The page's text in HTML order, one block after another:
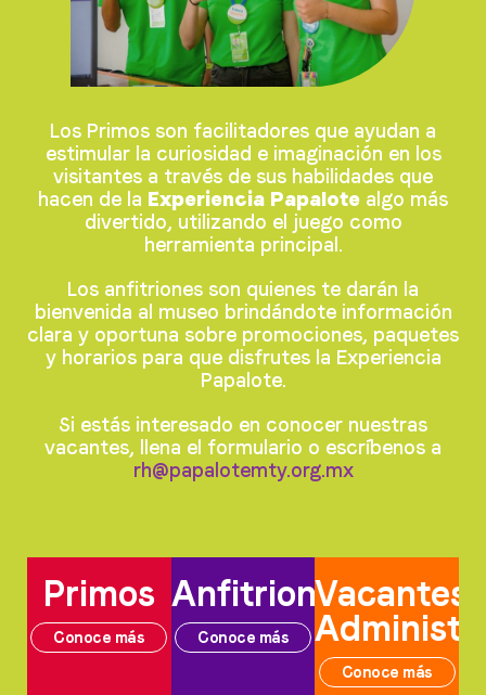
Los Primos son facilitadores que ayudan a
estimular la curiosidad e imaginación en los
visitantes a través de sus habilidades que
hacen de la Experiencia Papalote algo más
divertido, utilizando el juego como
herramienta principal.
Los anfitriones son quienes te darán la
bienvenida al museo brindándote información
clara y oportuna sobre promociones, paquetes
y horarios para que disfrutes la Experiencia
Papalote.
Si estás interesado en conocer nuestras
vacantes, llena el formulario o escríbenos a
rh@papalotemty.org.mx
Primos
Conoce más
Anfitriones
Conoce más
Vacantes
Conoce más